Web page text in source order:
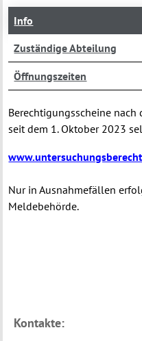
Info
Zuständige Abteilung
Öffnungszeiten
Berechtigungsscheine nach
seit dem 1. Oktober 2023
Nur in Ausnahmefällen
Meldebehörde.
Kontakte: